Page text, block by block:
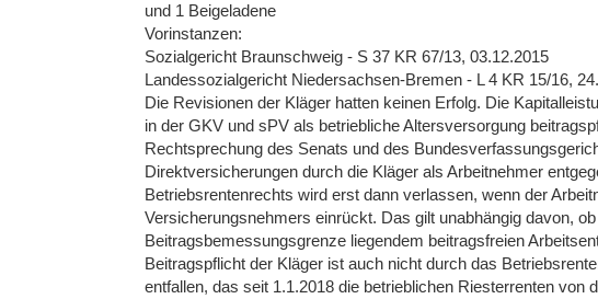
und 1 Beigeladene
Vorinstanzen:
Sozialgericht Braunschweig - S 37 KR 67/13, 03.12.2015
Landessozialgericht Niedersachsen-Bremen - L 4 KR 15/16,
Die Revisionen der Kläger hatten keinen Erfolg. Die
in der GKV und sPV als betriebliche Altersversorgung
Rechtsprechung des Senats und des
Direktversicherungen durch die Kläger als Arbeitnehmer
Betriebsrentenrechts wird erst dann verlassen, wenn der
Versicherungsnehmers einrückt. Das gilt unabhängig davon,
Beitragsbemessungsgrenze liegendem beitragsfreien
Beitragspflicht der Kläger ist auch nicht durch das
entfallen, das seit 1.1.2018 die betrieblichen Riesterrenten von